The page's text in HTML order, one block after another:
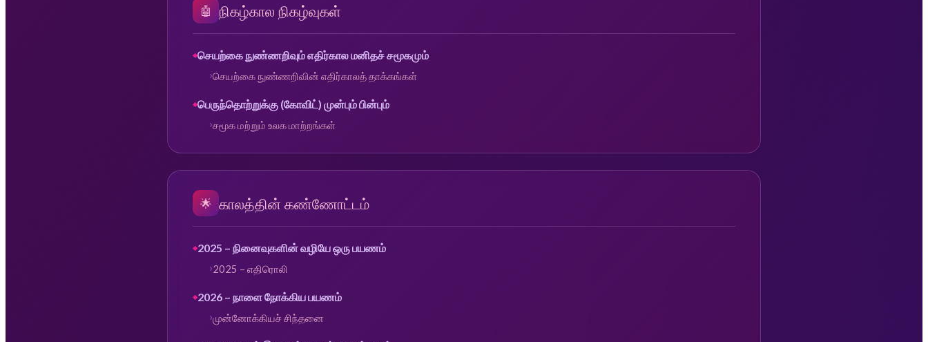
🤖 நிகழ்கால நிகழ்வுகள்
செயற்கை நுண்ணறிவும் எதிர்கால மனிதச் சமூகமும்
செயற்கை நுண்ணறிவின் எதிர்காலத் தாக்கங்கள்
பெருந்தொற்றுக்கு (கோவிட்) முன்பும் பின்பும்
சமூக மற்றும் உலக மாற்றங்கள்
🌟 காலத்தின் கண்ணோட்டம்
2025 – நினைவுகளின் வழியே ஒரு பயணம்
2025 – எதிரொலி
2026 – நாளை நோக்கிய பயணம்
முன்னோக்கியச் சிந்தனை